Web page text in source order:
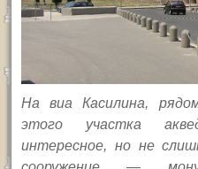
На виа Касилина,
этого участка
интересное, но не